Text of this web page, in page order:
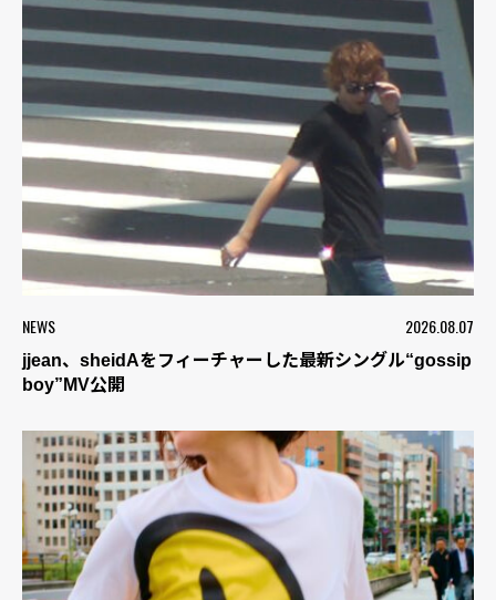
NEWS 2026.08.07
jjean、sheidAをフィーチャーした最新シングル“gossip
boy”MV公開